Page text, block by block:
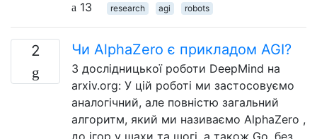
13
research agi robots
2 Чи AlphaZero є прикладом AGI?
З дослідницької роботи DeepMind на
arxiv.org: У цій роботі ми застосовуємо
аналогічний, але повністю загальний
алгоритм, який ми називаємо AlphaZero ,
до ігор у шахи та шогі, а також Go, без